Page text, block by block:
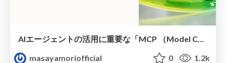
AIエージェントの活用に重要な「MCP （Model Context Protocol）」とは何か
masayamoriofficial
0 1.2k